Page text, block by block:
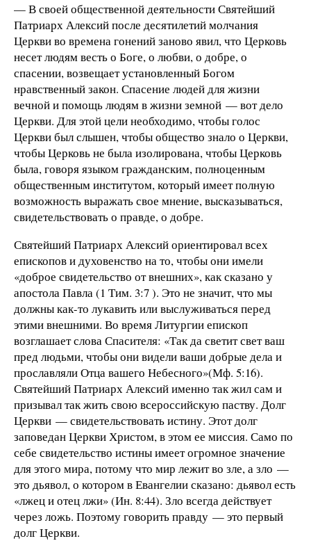
— В своей общественной деятельности Святейший
Патриарх Алексий после десятилетий молчания
Церкви во времена гонений заново явил, что Церковь
несет людям весть о Боге, о любви, о добре, о
спасении, возвещает установленный Богом
нравственный закон. Спасение людей для жизни
вечной и помощь людям в жизни земной — вот дело
Церкви. Для этой цели необходимо, чтобы голос
Церкви был слышен, чтобы общество знало о Церкви,
чтобы Церковь не была изолирована, чтобы Церковь
была, говоря языком гражданским, полноценным
общественным институтом, который имеет полную
возможность выражать свое мнение, высказываться,
свидетельствовать о правде, о добре.
Святейший Патриарх Алексий ориентировал всех
епископов и духовенство на то, чтобы они имели
«доброе свидетельство от внешних», как сказано у
апостола Павла (1 Тим. 3:7 ). Это не значит, что мы
должны как-то лукавить или выслуживаться перед
этими внешними. Во время Литургии епископ
возглашает слова Спасителя: «Так да светит свет ваш
пред людьми, чтобы они видели ваши добрые дела и
прославляли Отца вашего Небесного»(Мф. 5:16).
Святейший Патриарх Алексий именно так жил сам и
призывал так жить свою всероссийскую паству. Долг
Церкви — свидетельствовать истину. Этот долг
заповедан Церкви Христом, в этом ее миссия. Само по
себе свидетельство истины имеет огромное значение
для этого мира, потому что мир лежит во зле, а зло —
это дьявол, о котором в Евангелии сказано: дьявол есть
«лжец и отец лжи» (Ин. 8:44). Зло всегда действует
через ложь. Поэтому говорить правду — это первый
долг Церкви.